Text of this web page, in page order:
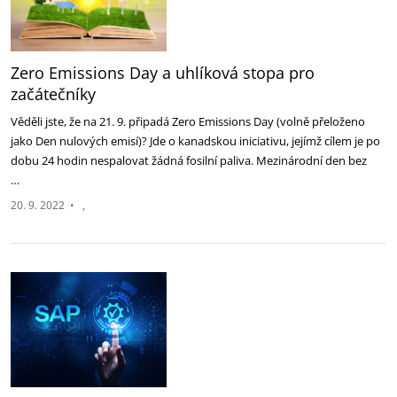
Zero Emissions Day a uhlíková stopa pro
začátečníky
Věděli jste, že na 21. 9. připadá Zero Emissions Day (volně přeloženo
jako Den nulových emisí)? Jde o kanadskou iniciativu, jejímž cílem je po
dobu 24 hodin nespalovat žádná fosilní paliva. Mezinárodní den bez
…
20. 9. 2022 •